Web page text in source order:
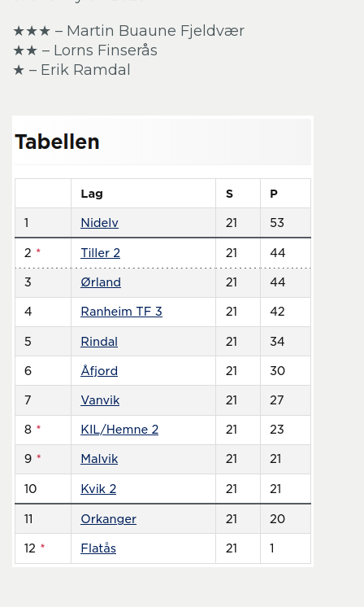
★★★ – Martin Buaune Fjeldvær
★★ – Lorns Finserås
★ – Erik Ramdal